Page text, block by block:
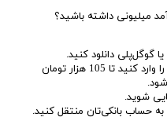
یا گوگل‌پلی دانلود کنید.
هنگام ثبت‌نام، کد معرف 794977 را وارد کنید تا 105 هزار تومان
شوید.
به حساب بانکی‌تان منتقل کنید.